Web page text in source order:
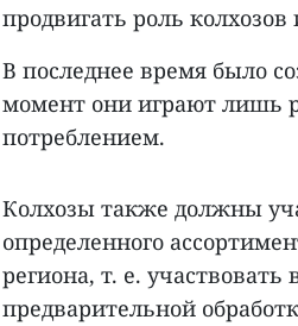
продвигать роль
В последнее время было
момент они играют лишь
потреблением.
Колхозы также должны
определенного
региона, т. е.
предварительной